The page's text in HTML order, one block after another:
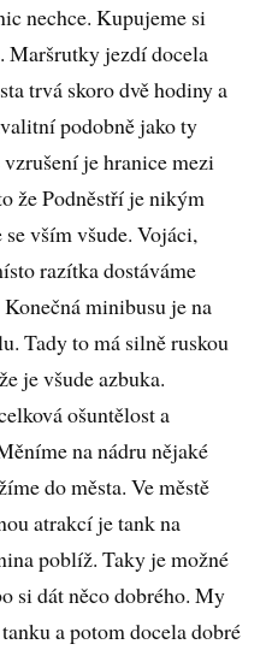
nechce. Kupujeme si
Maršrutky jezdí docela
trvá skoro dvě hodiny a
podobně jako ty
vzrušení je hranice mezi
že Podněstří je nikým
vším všude. Vojáci,
razítka dostáváme
minibusu je na
Tady to má silně ruskou
je všude azbuka.
ošuntělost a
na nádru nějaké
do města. Ve městě
atrakcí je tank na
poblíž. Taky je možné
si dát něco dobrého. My
a potom docela dobré